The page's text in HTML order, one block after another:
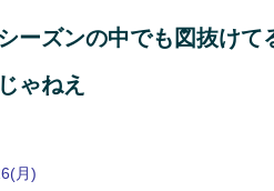
ーズンの中でも図抜けて
ゃねえ
月)